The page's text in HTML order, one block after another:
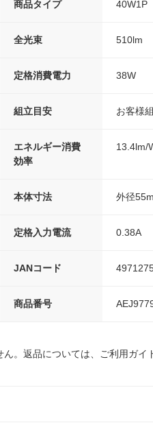
商品タイプ 40W1P
全光束 510lm
定格消費電力 38W
組立目安 お客様
エネルギー消費
効率
13.4lm/
本体寸法 外径
定格入力電流 0.38A
JANコード
商品番号
。返品については、ご利用ガ